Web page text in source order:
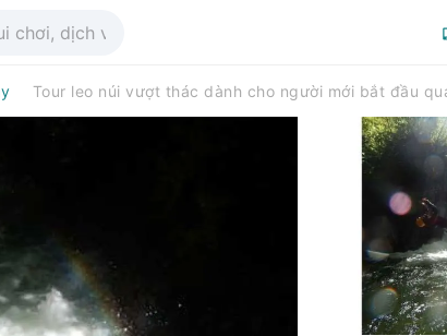
Tour leo núi vượt thác dành cho người mới bắt đầu